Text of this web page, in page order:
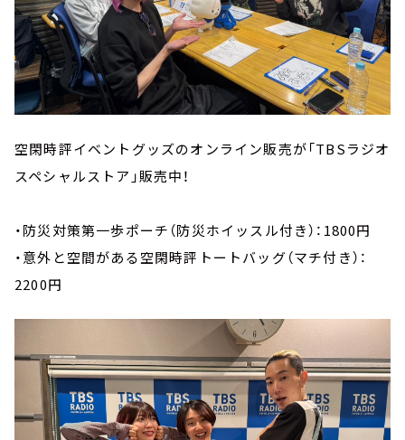
空閑時評イベントグッズのオンライン販売が「TBSラジオ
スペシャルストア」販売中！
・防災対策第一歩ポーチ（防災ホイッスル付き）：1800円
・意外と空間がある空閑時評トートバッグ（マチ付き）：
2200円